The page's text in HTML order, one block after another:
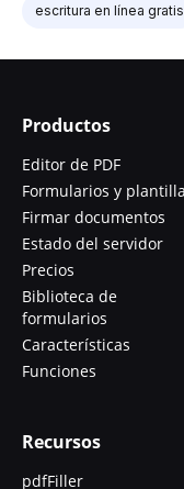
escritura en línea gratis
Productos
Editor de PDF
Formularios y
Firmar documentos
Estado del servidor
Precios
Biblioteca de
formularios
Características
Funciones
Recursos
pdfFiller